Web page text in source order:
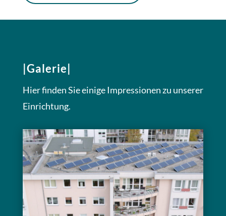
|Galerie|
Hier finden Sie einige Impressionen zu unserer
Einrichtung.